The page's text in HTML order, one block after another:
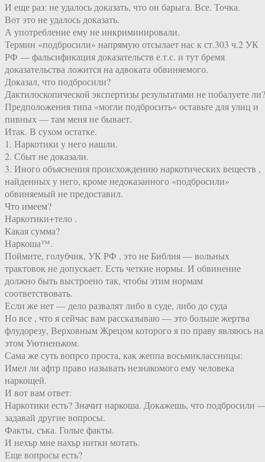
И еще раз: не удалось доказать, что он барыга. Все. Точка.
Вот это не удалось доказать.
А употребление ему не инкриминировали.
Термин «подбросили» напрямую отсылает нас к ст.303 ч.2 УК
РФ — фальсификация доказательств е.т.с. и тут бремя
доказательства ложится на адвоката обвиняемого.
Доказал, что подбросили?
Дактилоскопической экспертизы результатами не побалуете ли?
Предположения типа «могли подбросить» оставьте для улиц и
пивных — там меня не бывает.
Итак. В сухом остатке.
1. Наркотики у него нашли.
2. Сбыт не доказали.
3. Иного объяснения происхождению наркотических веществ ,
найденных у него, кроме недоказанного «подбросили»
обвиняемый не предоставил.
Что имеем?
Наркотики+тело .
Какая сумма?
Наркоша™.
Поймите, голубчик, УК РФ , это не Библия — вольных
трактовок не допускает. Есть четкие нормы. И обвинение
должно быть выстроено так, чтобы этим нормам
соответствовать.
Если же нет — дело развалят либо в суде, либо до суда
Но все , что я сейчас вам рассказываю — это больше жертва
флудорезу, Верховным Жрецом которого я по праву являюсь на
этом Уютненьком.
Сама же суть вопрсо проста, как жеппа восьмиклассницы:
Имел ли афтр право называть незнакомого ему человека
наркощей.
И вот вам ответ:
Наркотики есть? Значит наркоша. Докажешь, что подбросили
задавай другие вопросы.
Факты, съка. Голые факты.
И нехър мне нахър нитки мотать.
Еще вопросы есть?